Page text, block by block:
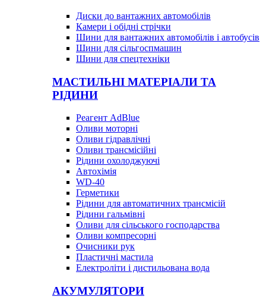
Диски до вантажних автомобілів
Камери і обідні стрічки
Шини для вантажних автомобілів і автобусів
Шини для сільгоспмашин
Шини для спецтехніки
МАСТИЛЬНІ МАТЕРІАЛИ ТА
РІДИНИ
Реагент AdBlue
Оливи моторні
Оливи гідравлічні
Оливи трансмісійні
Рідини охолоджуючі
Автохімія
WD-40
Герметики
Рідини для автоматичних трансмісій
Рідини гальмівні
Оливи для сільського господарства
Оливи компресорні
Очисники рук
Пластичні мастила
Електроліти і дистильована вода
АКУМУЛЯТОРИ